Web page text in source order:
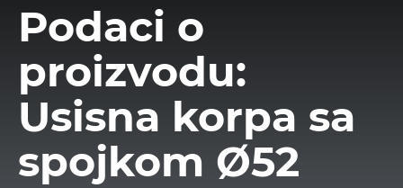
Podaci o
proizvodu:
Usisna korpa sa
spojkom Ø52